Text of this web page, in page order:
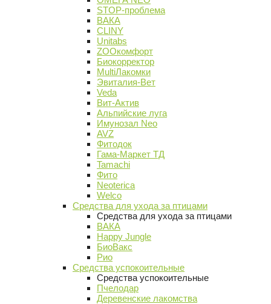
STOP-проблема
ВАКА
CLINY
Unitabs
ZOOкомфорт
Биокорректор
MultiЛакомки
Эвиталия-Вет
Veda
Вит-Актив
Альпийские луга
Имунозал Neo
AVZ
Фитодок
Гама-Маркет ТД
Tamachi
Фито
Neoterica
Welco
Средства для ухода за птицами
Средства для ухода за птицами
ВАКА
Happy Jungle
БиоВакс
Рио
Средства успокоительные
Средства успокоительные
Пчелодар
Деревенские лакомства